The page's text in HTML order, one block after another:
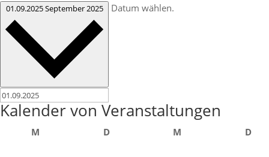
01.09.2025September 2025 Datum wählen.
Kalender von Veranstaltungen
M DDienstag M D